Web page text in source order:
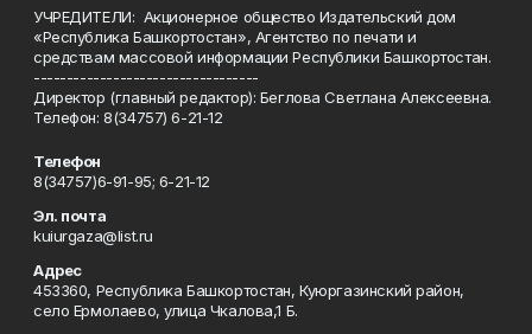
УЧРЕДИТЕЛИ: Акционерное общество Издательский дом
«Республика Башкортостан», Агентство по печати и
средствам массовой информации Республики Башкортостан.
----------------------------------
Директор (главный редактор): Беглова Светлана Алексеевна.
Телефон: 8(34757) 6-21-12
Телефон
8(34757)6-91-95; 6-21-12
Эл. почта
kuiurgaza@list.ru
Адрес
453360, Республика Башкортостан, Куюргазинский район,
село Ермолаево, улица Чкалова,1 Б.